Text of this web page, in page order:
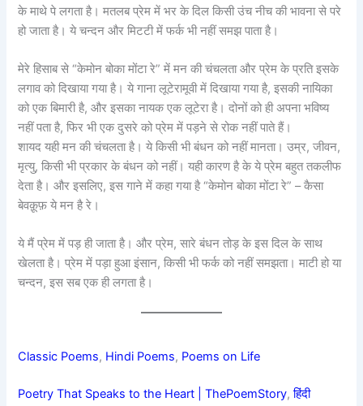
के माथे पे लगता है। मतलब प्रेम में भर के दिल किसी उंच नीच की भावना से परे
हो जाता है। ये चन्दन और मिटटी में फर्क भी नहीं समझ पाता है।
मेरे हिसाब से “केमोन बोका मोंटा रे” में मन की चंचलता और प्रेम के प्रति इसके
लगाव को दिखाया गया है। ये गाना लूटेरामूवी में दिखाया गया है, इसकी नायिका
को एक बिमारी है, और इसका नायक एक लूटेरा है। दोनों को ही अपना भविष्य
नहीं पता है, फिर भी एक दुसरे को प्रेम में पड़ने से रोक नहीं पाते हैं।
शायद यही मन की चंचलता है। ये किसी भी बंधन को नहीं मानता। उम्र, जीवन,
मृत्यु, किसी भी प्रकार के बंधन को नहीं। यही कारण है के ये प्रेम बहुत तकलीफ
देता है। और इसलिए, इस गाने में कहा गया है “केमोन बोका मोंटा रे” – कैसा
बेवक़ूफ़ ये मन है रे।
ये मैं प्रेम में पड़ ही जाता है। और प्रेम, सारे बंधन तोड़ के इस दिल के साथ
खेलता है। प्रेम में पड़ा हुआ इंसान, किसी भी फर्क को नहीं समझता। माटी हो या
चन्दन, इस सब एक ही लगता है।
Classic Poems, Hindi Poems, Poems on Life
Poetry That Speaks to the Heart | ThePoemStory, हिंदी